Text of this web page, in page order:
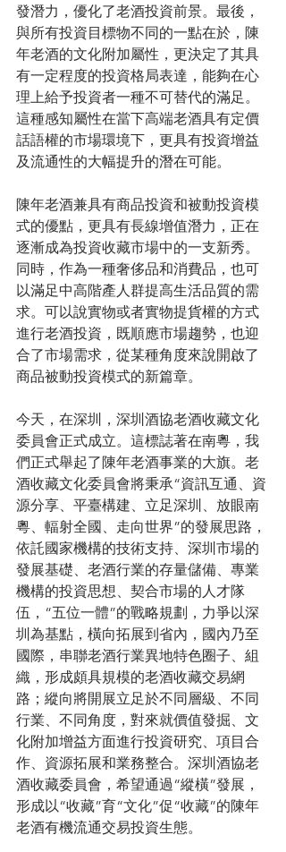
發潛力，優化了老酒投資前景。最後，
與所有投資目標物不同的一點在於，陳
年老酒的文化附加屬性，更決定了其具
有一定程度的投資格局表達，能夠在心
理上給予投資者一種不可替代的滿足。
這種感知屬性在當下高端老酒具有定價
話語權的市場環境下，更具有投資增益
及流通性的大幅提升的潛在可能。
陳年老酒兼具有商品投資和被動投資模
式的優點，更具有長線增值潛力，正在
逐漸成為投資收藏市場中的一支新秀。
同時，作為一種奢侈品和消費品，也可
以滿足中高階產人群提高生活品質的需
求。可以說實物或者實物提貨權的方式
進行老酒投資，既順應市場趨勢，也迎
合了市場需求，從某種角度來說開啟了
商品被動投資模式的新篇章。
今天，在深圳，深圳酒協老酒收藏文化
委員會正式成立。這標誌著在南粵，我
們正式舉起了陳年老酒事業的大旗。老
酒收藏文化委員會將秉承“資訊互通、資
源分享、平臺構建、立足深圳、放眼南
粵、輻射全國、走向世界”的發展思路，
依託國家機構的技術支持、深圳市場的
發展基礎、老酒行業的存量儲備、專業
機構的投資思想、契合市場的人才隊
伍，“五位一體”的戰略規劃，力爭以深
圳為基點，橫向拓展到省內，國內乃至
國際，串聯老酒行業異地特色圈子、組
織，形成頗具規模的老酒收藏交易網
路；縱向將開展立足於不同層級、不同
行業、不同角度，對來就價值發掘、文
化附加增益方面進行投資研究、項目合
作、資源拓展和業務整合。深圳酒協老
酒收藏委員會，希望通過“縱橫”發展，
形成以“收藏”育“文化”促“收藏”的陳年
老酒有機流通交易投資生態。